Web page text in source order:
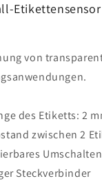
Etikettensensor
von
des Etiketts: 2
zwischen 2
Steckverbinder